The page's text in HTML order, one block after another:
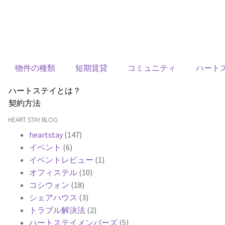
物件の種類 短期賃貸 コミュニティ ハート
ハートステイとは？
契約方法
韓国不動産情報
よくある質問
Heartee
· HEART STAY BLOG
heartstay (147)
イベント (6)
イベントレビュー (1)
オフィステル (10)
コシウォン (18)
シェアハウス (3)
トラブル解決法 (2)
ハートステイメンバーズ (5)